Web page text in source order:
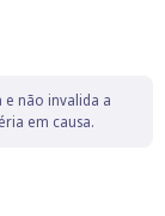
não invalida a
em causa.